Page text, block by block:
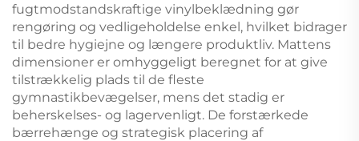
fugtmodstandskraftige vinylbeklædning gør
rengøring og vedligeholdelse enkel, hvilket bidrager
til bedre hygiejne og længere produktliv. Mattens
dimensioner er omhyggeligt beregnet for at give
tilstrækkelig plads til de fleste
gymnastikbevægelser, mens det stadig er
beherskelses- og lagervenligt. De forstærkede
bærrehænge og strategisk placering af